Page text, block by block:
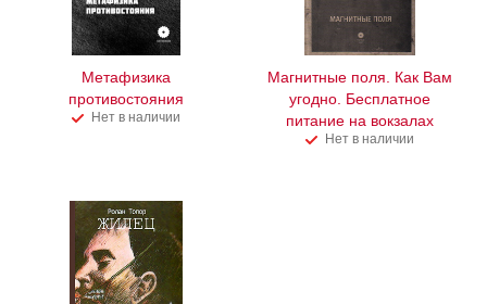
Метафизика
противостояния
Нет в наличии
Магнитные поля. Как Вам
угодно. Бесплатное
питание на вокзалах
Нет в наличии